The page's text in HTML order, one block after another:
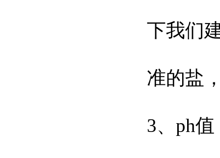
下我们
准的盐
3、ph值